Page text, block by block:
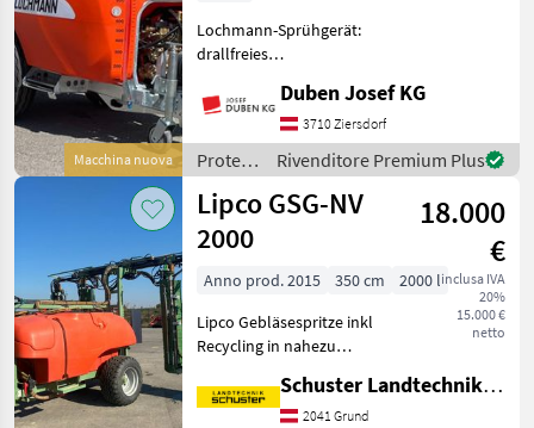
Macchina nuova
Lochmann-Sprühgerät:
drallfreies
mm (mit bis zu 60.000 m³/h
Luftleistung!),
Gebläseumschaltgetriebe
mit 2 Geschwindigkeiten
und Leerlauf, R
Duben Josef KG
3710 Ziersdorf
Protezione
piante /
Lochmann
Rivenditore Premium Plus
Lipco GSG-NV
2000
18.000
€
inclusa IVA
20%
15.000 €
netto
Anno prod. 2015 350 cm
2000 l
Lipco Gebläsespritze inkl
Recycling in nahezu
Spritzcomputer Arag Bravo,
Schuster Landtechnik Grund
2041 Grund